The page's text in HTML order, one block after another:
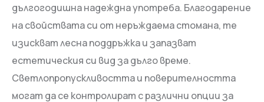
дългогодишна надеждна употреба. Благодарение
на свойствата си от неръждаема стомана, те
изискват лесна поддръжка и запазват
естетическия си вид за дълго време.
Светлопропускливостта и поверителността
могат да се контролират с различни опции за